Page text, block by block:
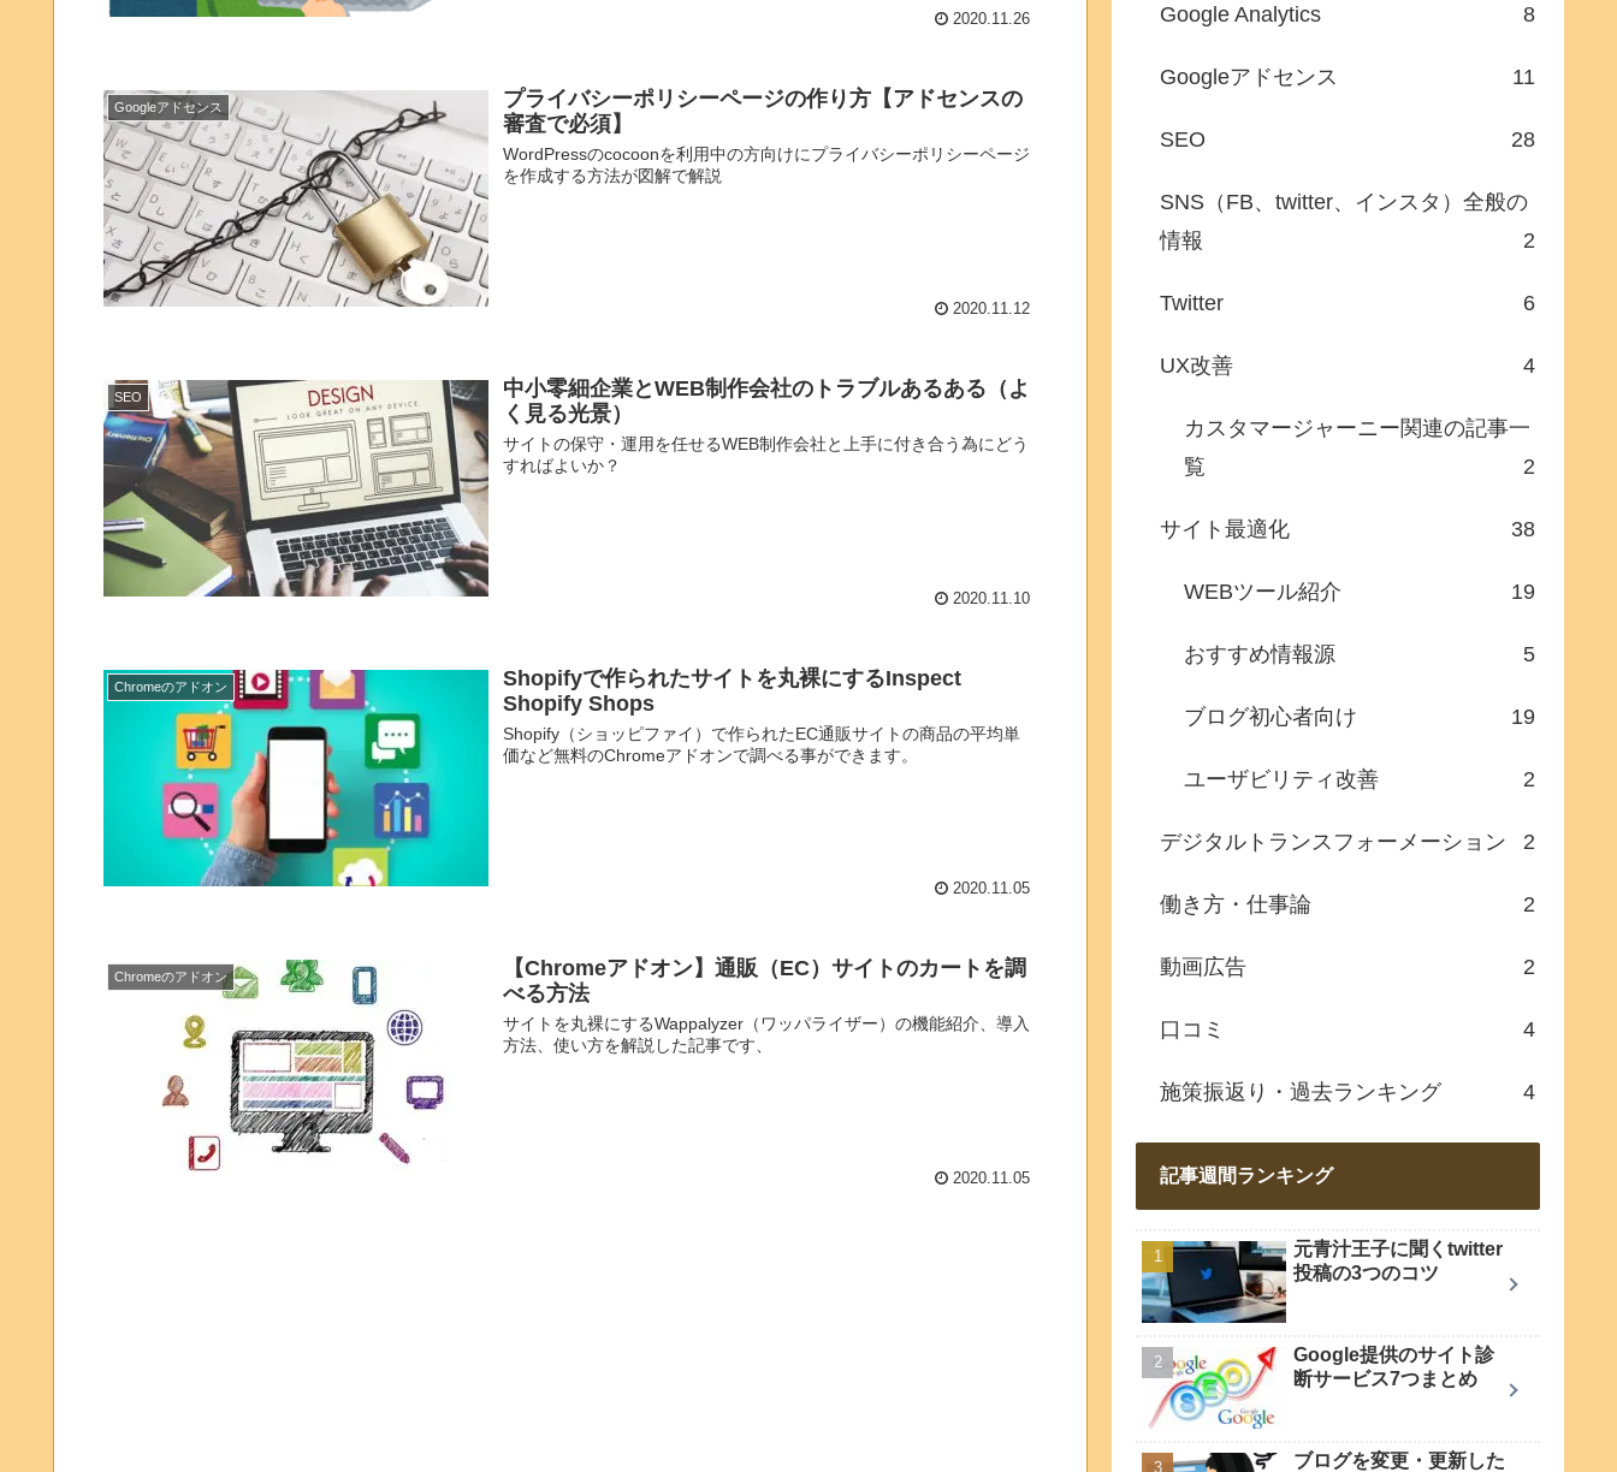
2020.11.26
Googleアドセンス
プライバシーポリシーページの作り方【アドセンスの
審査で必須】
WordPressのcocoonを利用中の方向けにプライバシーポリシーページ
を作成する方法が図解で解説
2020.11.12
SEO
中小零細企業とWEB制作会社のトラブルあるある（よ
く見る光景）
サイトの保守・運用を任せるWEB制作会社と上手に付き合う為にどう
すればよいか？
2020.11.10
Chromeのアドオン
Shopifyで作られたサイトを丸裸にするInspect
Shopify Shops
Shopify（ショッピファイ）で作られたEC通販サイトの商品の平均単
価など無料のChromeアドオンで調べる事ができます。
2020.11.05
Chromeのアドオン
【Chromeアドオン】通販（EC）サイトのカートを調
べる方法
サイトを丸裸にするWappalyzer（ワッパライザー）の機能紹介、導入
方法、使い方を解説した記事です、
2020.11.05
Google Analytics 8
Googleアドセンス 11
SEO 28
SNS（FB、twitter、インスタ）全般の
情報
2
Twitter 6
UX改善 4
カスタマージャーニー関連の記事一
覧
2
サイト最適化 38
WEBツール紹介 19
おすすめ情報源 5
ブログ初心者向け 19
ユーザビリティ改善 2
デジタルトランスフォーメーション 2
働き方・仕事論 2
動画広告 2
口コミ 4
施策振返り・過去ランキング 4
記事週間ランキング
元青汁王子に聞くtwitter
投稿の3つのコツ
Google提供のサイト診
断サービス7つまとめ
ブログを変更・更新した